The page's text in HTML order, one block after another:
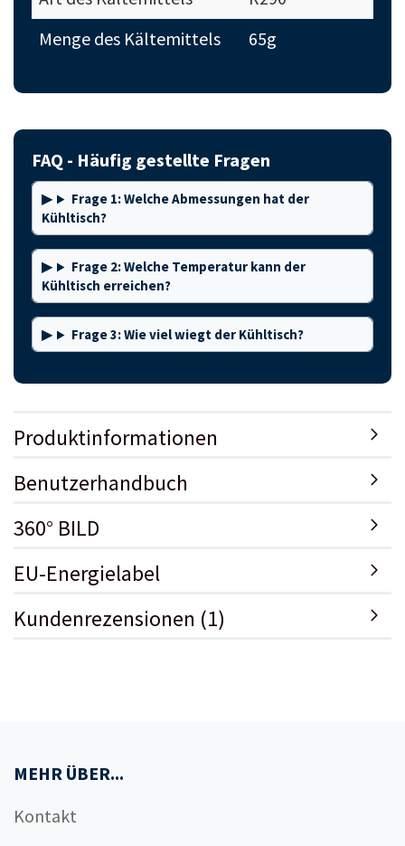
Menge des Kältemittels
65g
FAQ - Häufig gestellte Fragen
Frage 1: Welche Abmessungen hat der
Kühltisch?
Frage 2: Welche Temperatur kann der
Kühltisch erreichen?
Frage 3: Wie viel wiegt der Kühltisch?
Produktinformationen
Benutzerhandbuch
360° BILD
EU-Energielabel
Kundenrezensionen (1)
MEHR ÜBER...
Kontakt